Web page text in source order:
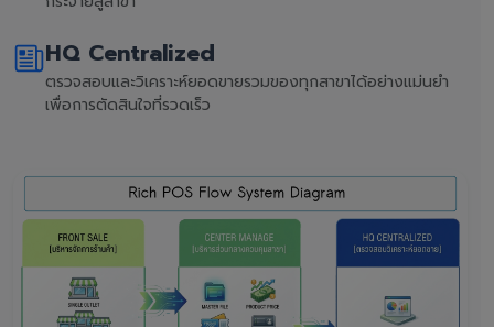
HQ Centralized
ตรวจสอบและวิเคราะห์ยอดขายรวมของทุกสาขาได้อย่างแม่นยำ
เพื่อการตัดสินใจที่รวดเร็ว